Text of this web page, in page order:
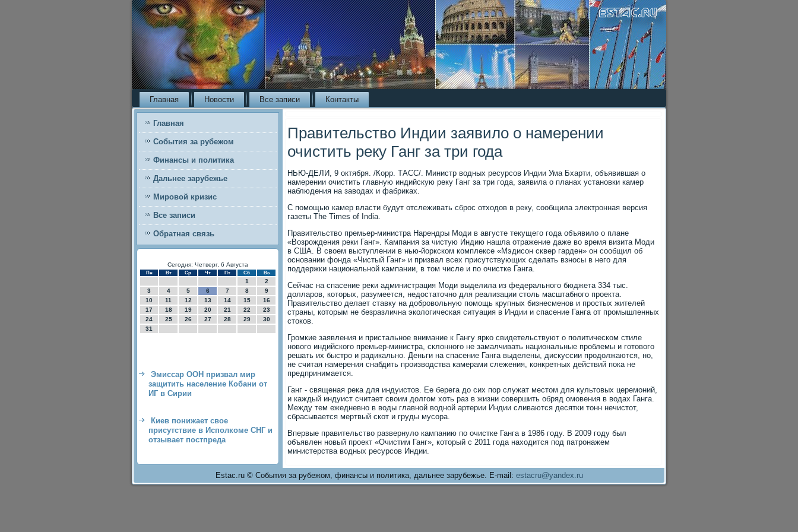
Главная Новости Все записи Контакты
Главная
События за рубежом
Финансы и политика
Дальнее зарубежье
Мировой кризис
Все записи
Обратная связь
Сегодня: Четверг, 6 Августа
Пн Вт Ср Чт Пт Сб Вс
1
2
3
4 5 6 7 8
9
10
11 12 13 14 15
16
17
18 19 20 21 22
23
24
25 26 27 28 29
30
31
Эмиссар ООН призвал мир
защитить население Кобани от
ИГ в Сирии
Киев понижает свое
присутствие в Исполкоме СНГ и
отзывает постпреда
Правительство Индии заявило о намерении
очистить реку Ганг за три года
НЬЮ-ДЕЛИ, 9 октября. /Корр. ТАСС/. Министр водных ресурсов Индии Ума Бхарти, объявившая о
намерении очистить главную индийскую реку Ганг за три года, заявила о планах установки камер
наблюдения на заводах и фабриках.
С помощью камер власти будут отслеживать сброс отходов в реку, сообщила электронная версия
газеты The Times of India.
Правительство премьер-министра Нарендры Моди в августе текущего года объявило о плане
«Возрождения реки Ганг». Кампания за чистую Индию нашла отражение даже во время визита Моди
в США. В своем выступлении в нью-йоркском комплексе «Мэдисон сквер гарден» он сообщил об
основании фонда «Чистый Ганг» и призвал всех присутствующих сделать взносы в него для
поддержки национальной кампании, в том числе и по очистке Ганга.
Сейчас на спасение реки администрация Моди выделила из федерального бюджета 334 тыс.
долларов, которых, разумеется, недостаточно для реализации столь масштабного проекта.
Правительство делает ставку на добровольную помощь крупных бизнесменов и простых жителей
страны, которым не безразлична экологическая ситуация в Индии и спасение Ганга от промышленных
стоков.
Громкие заявления и пристальное внимание к Гангу ярко свидетельствуют о политическом стиле
нового индийского премьер-министра, склонного не замалчивать национальные проблемы и готового
решать их быстро и радикально. Деньги на спасение Ганга выделены, дискуссии продолжаются, но,
не считая намерения снабдить производства камерами слежения, конкретных действий пока не
предпринимается.
Ганг - священая река для индуистов. Ее берега до сих пор служат местом для культовых церемоний,
и каждый индуист считает своим долгом хоть раз в жизни совершить обряд омовения в водах Ганга.
Между тем ежедневно в воды главной водной артерии Индии сливаются десятки тонн нечистот,
сбрасывается мертвый скот и груды мусора.
Впервые правительство развернуло кампанию по очистке Ганга в 1986 году. В 2009 году был
объявлен новый проект «Очистим Ганг», который с 2011 года находится под патронажем
министерства водных ресурсов Индии.
Estac.ru © События за рубежом, финансы и политика, дальнее зарубежье. E-mail: estacru@yandex.ru